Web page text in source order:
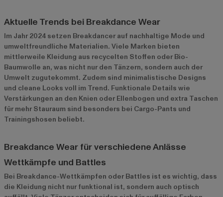
Aktuelle Trends bei Breakdance Wear
Im Jahr 2024 setzen Breakdancer auf nachhaltige Mode und
umweltfreundliche Materialien. Viele Marken bieten
mittlerweile Kleidung aus recycelten Stoffen oder Bio-
Baumwolle an, was nicht nur den Tänzern, sondern auch der
Umwelt zugutekommt. Zudem sind minimalistische Designs
und cleane Looks voll im Trend. Funktionale Details wie
Verstärkungen an den Knien oder Ellenbogen und extra Taschen
für mehr Stauraum sind besonders bei Cargo-Pants und
Trainingshosen beliebt.
Breakdance Wear für verschiedene Anlässe
Wettkämpfe und Battles
Bei Breakdance-Wettkämpfen oder Battles ist es wichtig, dass
die Kleidung nicht nur funktional ist, sondern auch optisch